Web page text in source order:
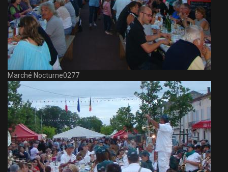
Marché Nocturne0277